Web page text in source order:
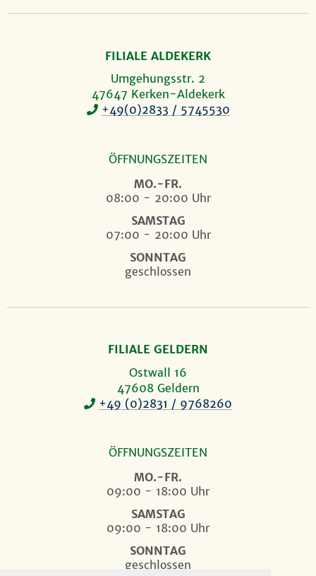
FILIALE ALDEKERK
Umgehungsstr. 2
47647 Kerken-Aldekerk
+49(0)2833 / 5745530
ÖFFNUNGSZEITEN
MO.-FR.
08:00 - 20:00 Uhr
SAMSTAG
07:00 - 20:00 Uhr
SONNTAG
geschlossen
FILIALE GELDERN
Ostwall 16
47608 Geldern
+49 (0)2831 / 9768260
ÖFFNUNGSZEITEN
MO.-FR.
09:00 - 18:00 Uhr
SAMSTAG
09:00 - 18:00 Uhr
SONNTAG
geschlossen